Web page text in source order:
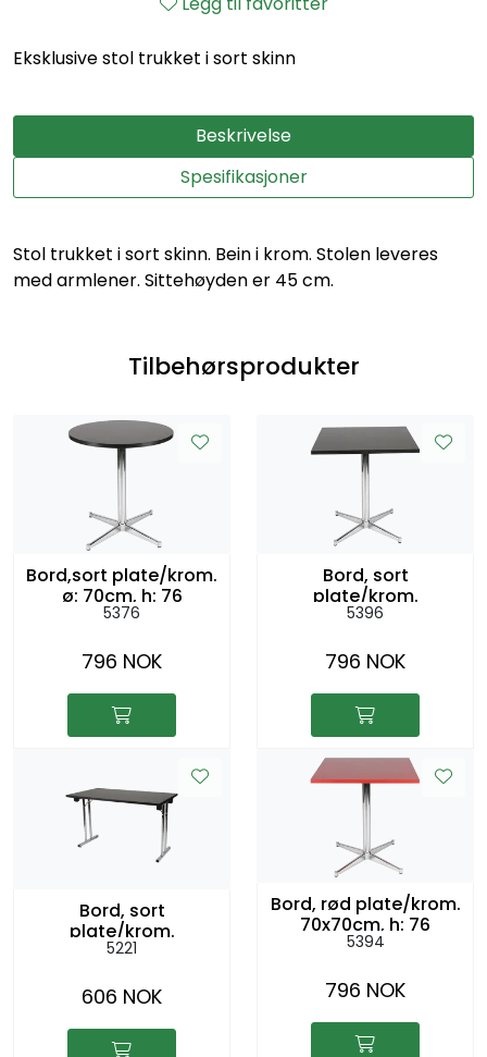
Eksklusive stol trukket i sort skinn
Beskrivelse
Spesifikasjoner
Stol trukket i sort skinn. Bein i krom. Stolen leveres
med armlener. Sittehøyden er 45 cm.
Tilbehørsprodukter
Bord,sort plate/krom.
ø: 70cm, h: 76
5376
796 NOK
Bord, sort
plate/krom.
70x70cm, h: 76
5396
796 NOK
Bord, sort
plate/krom.
120x60cm h:73cm
5221
606 NOK
Bord, rød plate/krom.
70x70cm, h: 76
5394
796 NOK